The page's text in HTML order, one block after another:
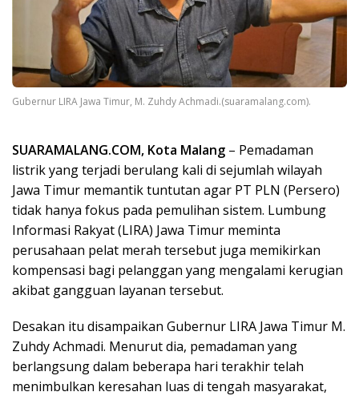
Gubernur LIRA Jawa Timur, M. Zuhdy Achmadi.(suaramalang.com).
SUARAMALANG.COM, Kota Malang – Pemadaman
listrik yang terjadi berulang kali di sejumlah wilayah
Jawa Timur memantik tuntutan agar PT PLN (Persero)
tidak hanya fokus pada pemulihan sistem. Lumbung
Informasi Rakyat (LIRA) Jawa Timur meminta
perusahaan pelat merah tersebut juga memikirkan
kompensasi bagi pelanggan yang mengalami kerugian
akibat gangguan layanan tersebut.
Desakan itu disampaikan Gubernur LIRA Jawa Timur M.
Zuhdy Achmadi. Menurut dia, pemadaman yang
berlangsung dalam beberapa hari terakhir telah
menimbulkan keresahan luas di tengah masyarakat,